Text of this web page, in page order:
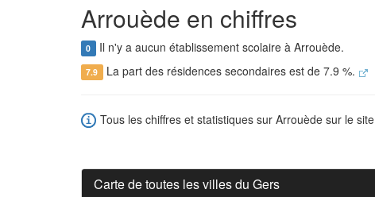
Arrouède en chiffres
0 Il n'y a aucun établissement scolaire à Arrouède.
7.9 La part des résidences secondaires est de 7.9 %.
Tous les chiffres et statistiques sur Arrouède sur le site
Carte de toutes les villes du Gers